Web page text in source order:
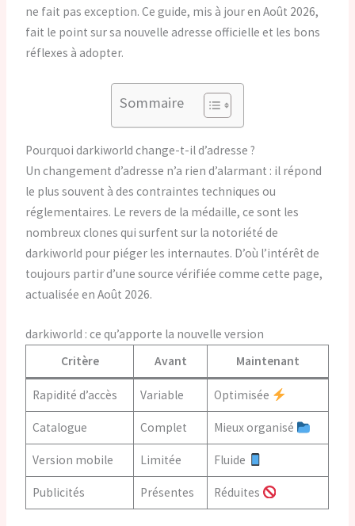
ne fait pas exception. Ce guide, mis à jour en Août 2026,
fait le point sur sa nouvelle adresse officielle et les bons
réflexes à adopter.
Sommaire
Pourquoi darkiworld change-t-il d’adresse ?
Un changement d’adresse n’a rien d’alarmant : il répond
le plus souvent à des contraintes techniques ou
réglementaires. Le revers de la médaille, ce sont les
nombreux clones qui surfent sur la notoriété de
darkiworld pour piéger les internautes. D’où l’intérêt de
toujours partir d’une source vérifiée comme cette page,
actualisée en Août 2026.
darkiworld : ce qu’apporte la nouvelle version
Critère
Avant Maintenant
Rapidité d’accès Variable Optimisée
Catalogue Complet Mieux organisé
Version mobile Limitée Fluide
Publicités Présentes Réduites